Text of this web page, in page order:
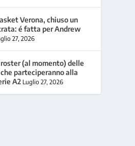
Verona, chiuso un
é fatta per Andrew
27, 2026
(al momento) delle
parteciperanno alla
A2 Luglio 27, 2026